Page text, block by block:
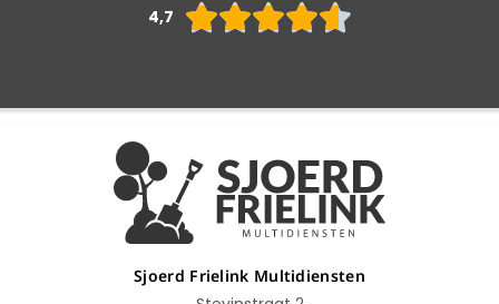
4,7 
Sjoerd Frielink Multidiensten